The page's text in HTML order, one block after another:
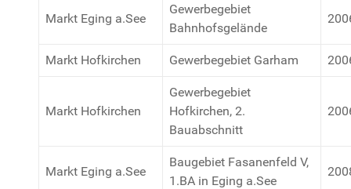
Markt Eging a.See
Gewerbegebiet
Bahnhofsgelände
Markt Hofkirchen Gewerbegebiet Garham
Markt Hofkirchen
Gewerbegebiet
Hofkirchen, 2.
Bauabschnitt
Markt Eging a.See
Baugebiet Fasanenfeld V,
1.BA in Eging a.See